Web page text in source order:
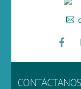
CONTÁCTANOS